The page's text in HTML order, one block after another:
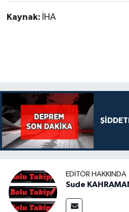
Kaynak: İHA
EDITÖR HAKKINDA
Sude